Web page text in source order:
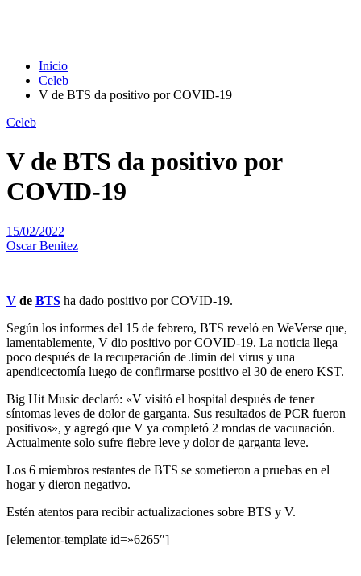
Inicio
Celeb
V de BTS da positivo por COVID-19
Celeb
V de BTS da positivo por
COVID-19
15/02/2022
Oscar Benitez
V de BTS ha dado positivo por COVID-19.
Según los informes del 15 de febrero, BTS reveló en WeVerse que,
lamentablemente, V dio positivo por COVID-19. La noticia llega
poco después de la recuperación de Jimin del virus y una
apendicectomía luego de confirmarse positivo el 30 de enero KST.
Big Hit Music declaró: «V visitó el hospital después de tener
síntomas leves de dolor de garganta. Sus resultados de PCR fueron
positivos», y agregó que V ya completó 2 rondas de vacunación.
Actualmente solo sufre fiebre leve y dolor de garganta leve.
Los 6 miembros restantes de BTS se sometieron a pruebas en el
hogar y dieron negativo.
Estén atentos para recibir actualizaciones sobre BTS y V.
[elementor-template id=»6265″]